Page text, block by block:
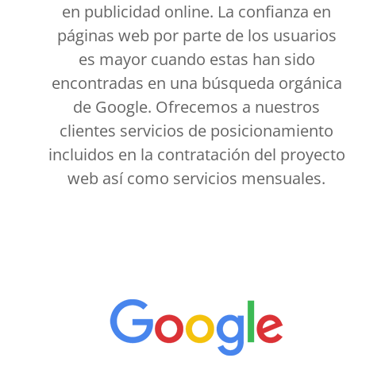
en publicidad online. La confianza en
páginas web por parte de los usuarios
es mayor cuando estas han sido
encontradas en una búsqueda orgánica
de Google. Ofrecemos a nuestros
clientes servicios de posicionamiento
incluidos en la contratación del proyecto
web así como servicios mensuales.